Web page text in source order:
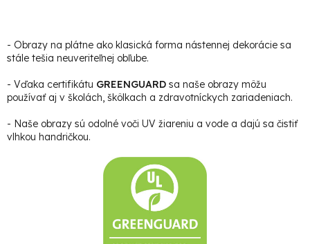
- Obrazy na plátne ako klasická forma nástennej dekorácie sa
stále tešia neuveriteľnej obľube.
- Vďaka certifikátu GREENGUARD sa naše obrazy môžu
používať aj v školách, škôlkach a zdravotníckych zariadeniach.
- Naše obrazy sú odolné voči UV žiareniu a vode a dajú sa čistiť
vlhkou handričkou.